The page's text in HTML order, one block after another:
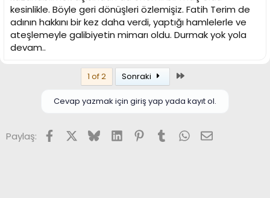
kesinlikle. Böyle geri dönüşleri özlemişiz. Fatih Terim de
adının hakkını bir kez daha verdi, yaptığı hamlelerle ve
ateşlemeyle galibiyetin mimarı oldu. Durmak yok yola
devam..
1 of 2 Sonraki
Cevap yazmak için giriş yap yada kayıt ol.
Paylaş: FacebookX (Twitter)
BlueskyLinkedInPinterest
TumblrWhatsApp
E-posta